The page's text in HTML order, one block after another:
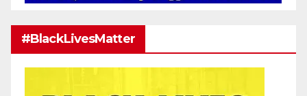
#BlackLivesMatter